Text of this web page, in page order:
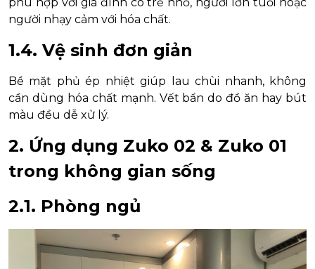
người nhạy cảm với hóa chất.
1.4. Vệ sinh đơn giản
Bề mặt phủ ép nhiệt giúp lau chùi nhanh, không
cần dùng hóa chất mạnh. Vết bẩn do đồ ăn hay bút
màu đều dễ xử lý.
2. Ứng dụng Zuko 02 & Zuko 01
trong không gian sống
2.1. Phòng ngủ